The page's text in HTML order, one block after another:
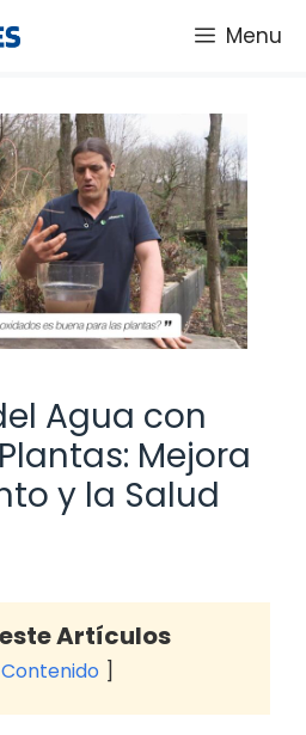
Menu
Agua con
Mejora
y la Salud
Artículos